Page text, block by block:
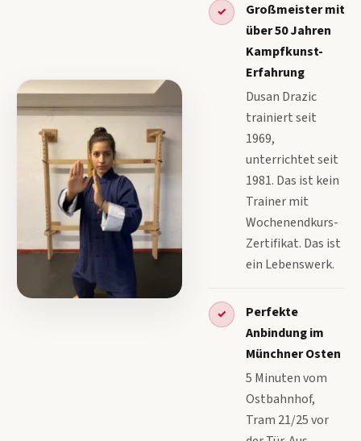
✓
Großmeister mit
über 50 Jahren
Kampfkunst-
Erfahrung
Dusan Drazic
trainiert seit
1969,
unterrichtet seit
1981. Das ist kein
Trainer mit
Wochenendkurs-
Zertifikat. Das ist
ein Lebenswerk.
✓
Perfekte
Anbindung im
Münchner Osten
5 Minuten vom
Ostbahnhof,
Tram 21/25 vor